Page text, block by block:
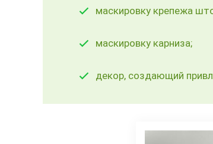
маскировку крепежа
маскировку карниза;
декор, создающий